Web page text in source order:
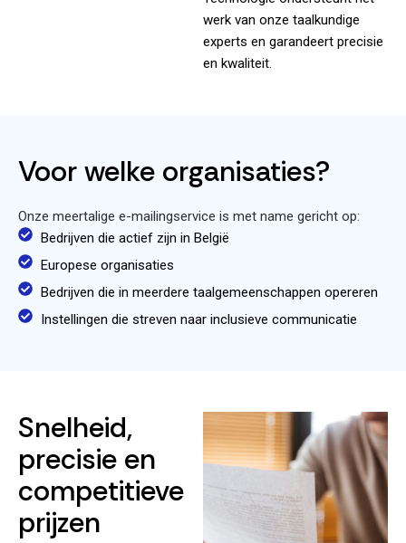
werk van onze taalkundige
experts en garandeert precisie
en kwaliteit.
Voor welke organisaties?
Onze meertalige e-mailingservice is met name gericht op:
Bedrijven die actief zijn in België
Europese organisaties
Bedrijven die in meerdere taalgemeenschappen opereren
Instellingen die streven naar inclusieve communicatie
Snelheid,
precisie en
competitieve
prijzen